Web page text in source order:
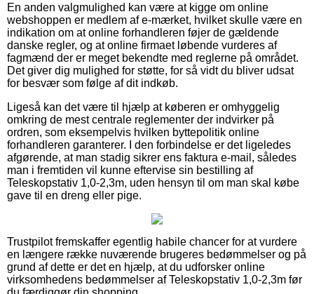
En anden valgmulighed kan være at kigge om online
webshoppen er medlem af e-mærket, hvilket skulle være en
indikation om at online forhandleren føjer de gældende
danske regler, og at online firmaet løbende vurderes af
fagmænd der er meget bekendte med reglerne på området.
Det giver dig mulighed for støtte, for så vidt du bliver udsat
for besvær som følge af dit indkøb.
Ligeså kan det være til hjælp at køberen er omhyggelig
omkring de mest centrale reglementer der indvirker på
ordren, som eksempelvis hvilken byttepolitik online
forhandleren garanterer. I den forbindelse er det ligeledes
afgørende, at man stadig sikrer ens faktura e-mail, således
man i fremtiden vil kunne eftervise sin bestilling af
Teleskopstativ 1,0-2,3m, uden hensyn til om man skal købe
gave til en dreng eller pige.
Trustpilot fremskaffer egentlig habile chancer for at vurdere
en længere række nuværende brugeres bedømmelser og på
grund af dette er det en hjælp, at du udforsker online
virksomhedens bedømmelser af Teleskopstativ 1,0-2,3m før